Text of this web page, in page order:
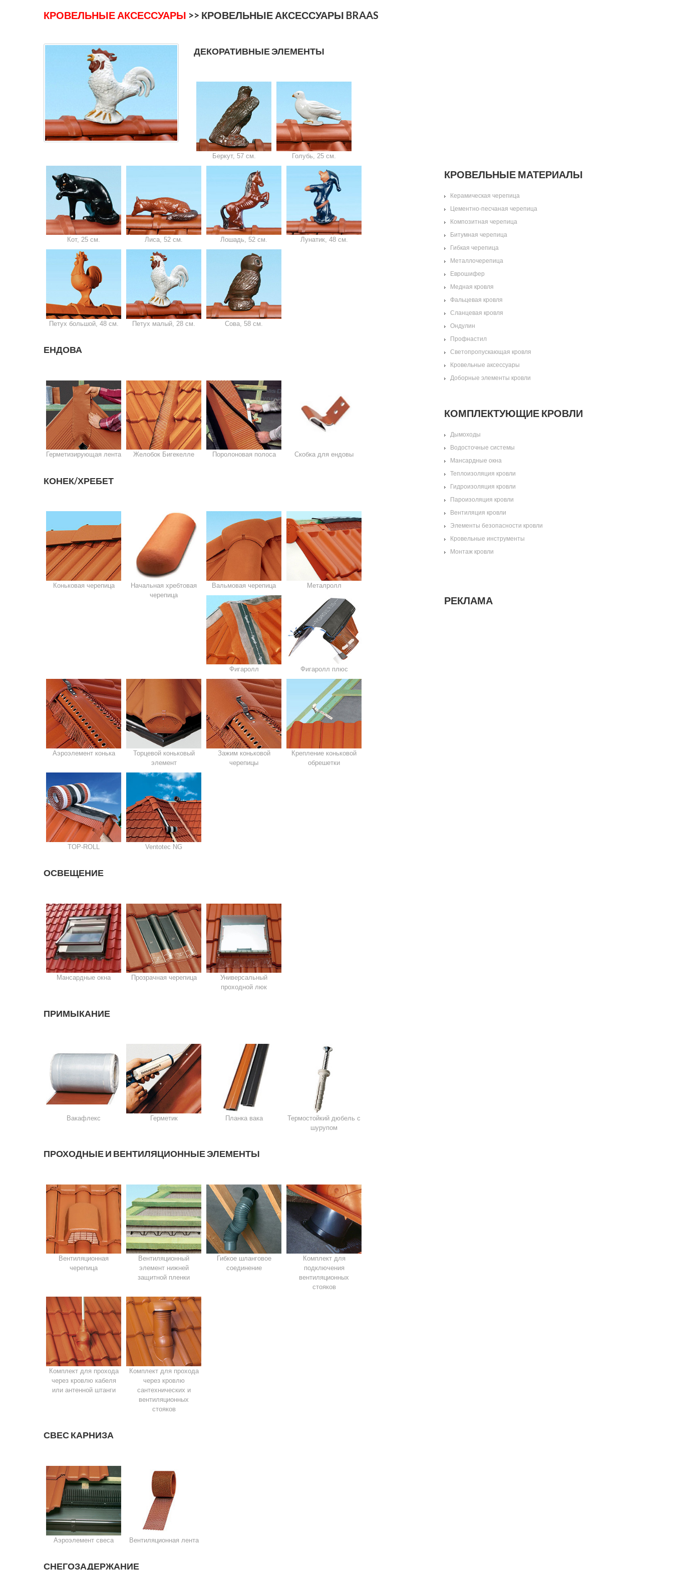
КРОВЕЛЬНЫЕ АКСЕССУАРЫ >> КРОВЕЛЬНЫЕ АКСЕССУАРЫ BRAAS
ДЕКОРАТИВНЫЕ ЭЛЕМЕНТЫ
Беркут, 57 см. Голубь, 25 см.
Кот, 25 см. Лиса, 52 см. Лошадь, 52 см. Лунатик, 48 см.
Петух большой, 48 см. Петух малый, 28 см. Сова, 58 см.
ЕНДОВА
Герметизирующая лента Желобок Бигекелле Поролоновая полоса Скобка для ендовы
КОНЕК/ХРЕБЕТ
Коньковая черепица
Начальная хребтовая
черепица
Вальмовая черепица Металролл
Фигаролл Фигаролл плюс
Аэроэлемент конька
Торцевой коньковый
элемент
Зажим коньковой
черепицы
Крепление коньковой
обрешетки
TOP-ROLL Ventotec NG
ОСВЕЩЕНИЕ
Мансардные окна Прозрачная черепица
Универсальный
проходной люк
ПРИМЫКАНИЕ
Вакафлекс Герметик Планка вака
Термостойкий дюбель с
шурупом
ПРОХОДНЫЕ И ВЕНТИЛЯЦИОННЫЕ ЭЛЕМЕНТЫ
Вентиляционная
черепица
Вентиляционный
элемент нижней
защитной пленки
Гибкое шланговое
соединение
Комплект для
подключения
вентиляционных
стояков
Комплект для прохода
через кровлю кабеля
или антенной штанги
Комплект для прохода
через кровлю
сантехнических и
вентиляционных
стояков
СВЕС КАРНИЗА
Аэроэлемент свеса Вентиляционная лента
СНЕГОЗАДЕРЖАНИЕ
КРОВЕЛЬНЫЕ МАТЕРИАЛЫ
Керамическая черепица
Цементно-песчаная черепица
Композитная черепица
Битумная черепица
Гибкая черепица
Металлочерепица
Еврошифер
Медная кровля
Фальцевая кровля
Сланцевая кровля
Ондулин
Профнастил
Светопропускающая кровля
Кровельные аксессуары
Доборные элементы кровли
КОМПЛЕКТУЮЩИЕ КРОВЛИ
Дымоходы
Водосточные системы
Мансардные окна
Теплоизоляция кровли
Гидроизоляция кровли
Пароизоляция кровли
Вентиляция кровли
Элементы безопасности кровли
Кровельные инструменты
Монтаж кровли
РЕКЛАМА